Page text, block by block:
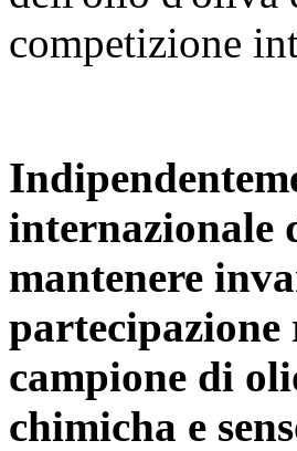
competizione
internazionale
mantenere
campione di
chimicha e